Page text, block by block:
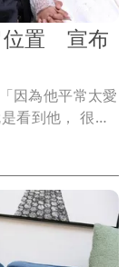
位置 宣布
因為他平常太愛
看到他， 很開